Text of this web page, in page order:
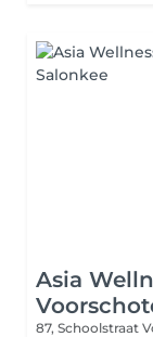
Asia
87, Schoolstraat